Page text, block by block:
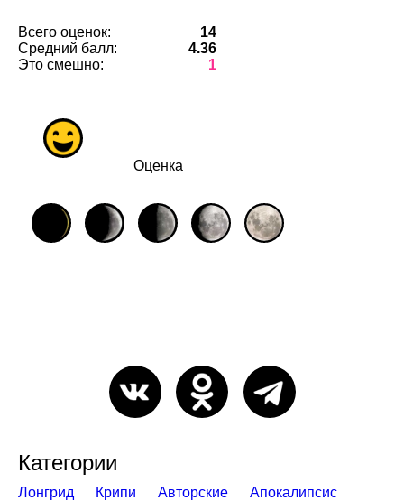
Всего оценок:
14
Средний балл:
4.36
Это смешно:
1
Оценка
Категории
Лонгрид Крипи Авторские
Апокалипсис